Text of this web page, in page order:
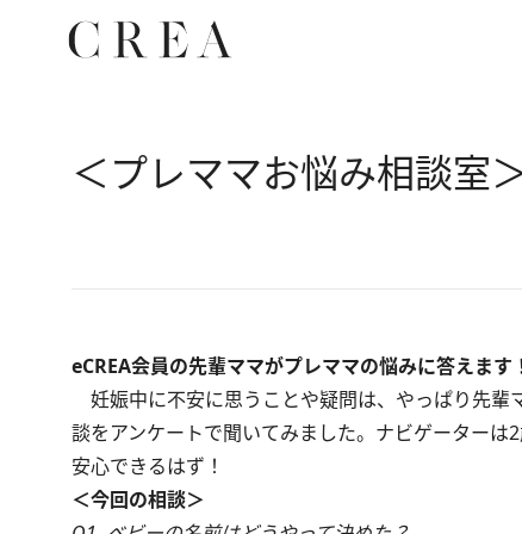
＜プレママお悩み相談
eCREA会員の先輩ママがプレママの悩みに答えます
妊娠中に不安に思うことや疑問は、やっぱり先
談をアンケートで聞いてみました。ナビゲーターは
安心できるはず！
＜今回の相談＞